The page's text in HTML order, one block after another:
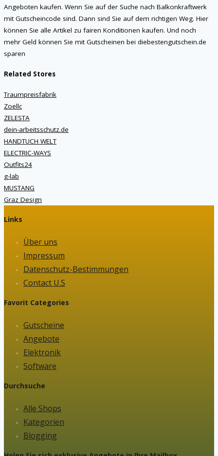
Angeboten kaufen. Wenn Sie auf der Suche nach Balkonkraftwerk
mit Gutscheincode sind. Dann sind Sie auf dem richtigen Weg. Hier
können Sie alle Artikel zu fairen Konditionen kaufen. Und noch
mehr Geld können Sie mit Gutscheinen bei diebestengutschein.de
sparen
Related Stores
Traumpreisfabrik
Zoellc
ZELESTA
dein-arbeitsschutz.de
HANDTUCH WELT
ELECTRIC-WAYS
Outfits24
g-lab
MUSTANG
Graz Design
Links
Über uns
Impressum
Datenschutz-Bestimmungen
Contact U.S
Favorit Categories
Gutscheine
Angebote
Elektronik
Software
Durchsuche
Alle Shops
Kategorien
Blogging